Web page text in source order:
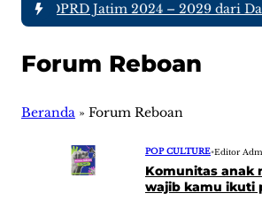
DPRD Jatim 2024 – 2029 dari
Forum Reboan
Beranda » Forum Reboan
POP CULTURE•Editor
Komunitas anak
wajib kamu ikuti